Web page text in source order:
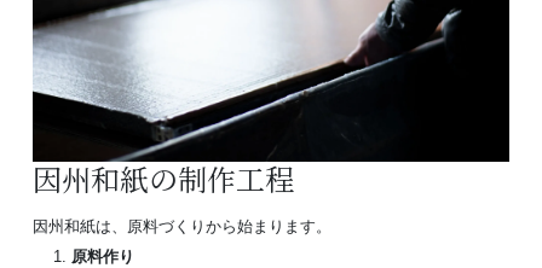
因州和紙の制作工程
因州和紙は、原料づくりから始まります。
原料作り